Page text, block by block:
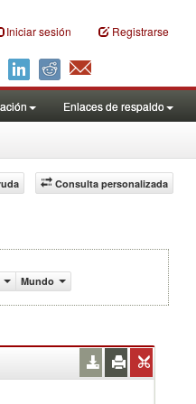
Iniciar sesión Registrarse
Enlaces de respaldo
Consulta personalizada
Mundo